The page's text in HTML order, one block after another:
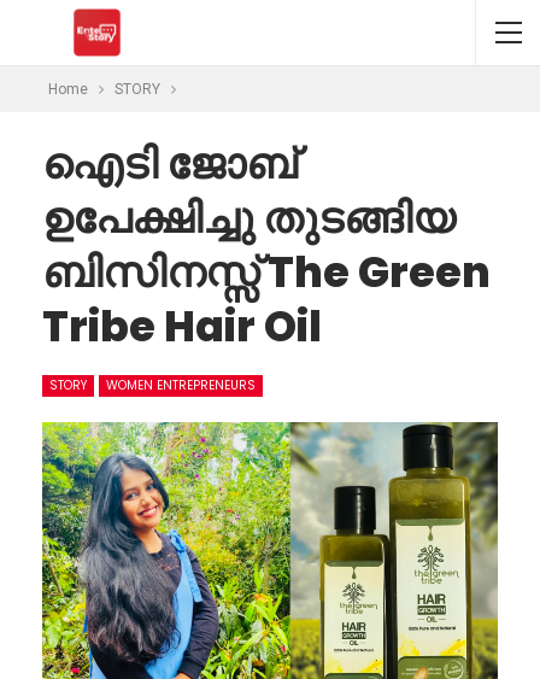
Home STORY
ഐടി ജോബ്
ഉപേക്ഷിച്ചു തുടങ്ങിയ
ബിസിനസ്സ് The Green
Tribe Hair Oil
STORY WOMEN ENTREPRENEURS